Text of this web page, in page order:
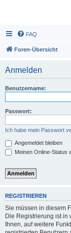
FAQ
Foren-Übersicht
Anmelden
Benutzername:
Passwort:
Ich habe mein Passwort
Angemeldet bleiben
Meinen Online-Status
REGISTRIEREN
Sie müssen in diesem
Die Registrierung ist in
Ihnen, auf weitere